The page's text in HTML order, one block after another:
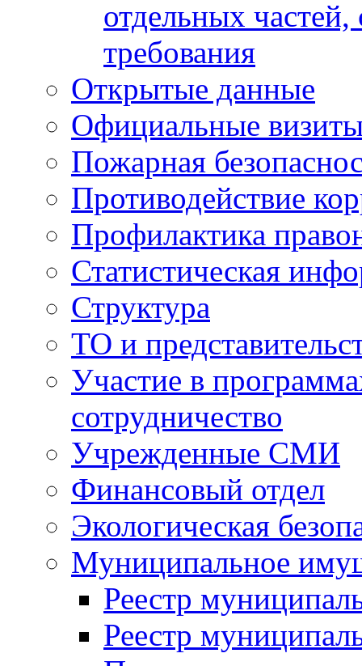
отдельных
требования
Открытые данные
Официальные
Пожарная
Противодействие
Профилактика
Статистическая
Структура
ТО и
Участие в
сотрудничество
Учрежденные СМИ
Финансовый отдел
Экологическая
Муниципальное
Реестр
Реестр